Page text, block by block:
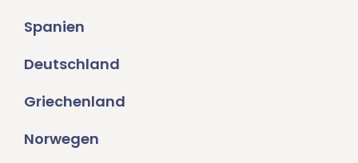
Spanien
Deutschland
Griechenland
Norwegen